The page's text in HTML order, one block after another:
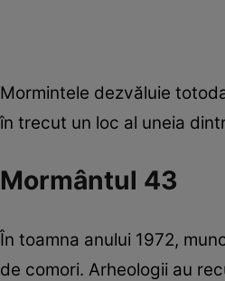
Mormintele dezvăluie
în trecut un loc al uneia
Mormântul 43
În toamna anului 1972,
de comori. Arheologii au